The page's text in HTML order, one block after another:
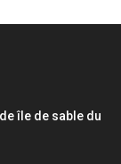
île de sable du